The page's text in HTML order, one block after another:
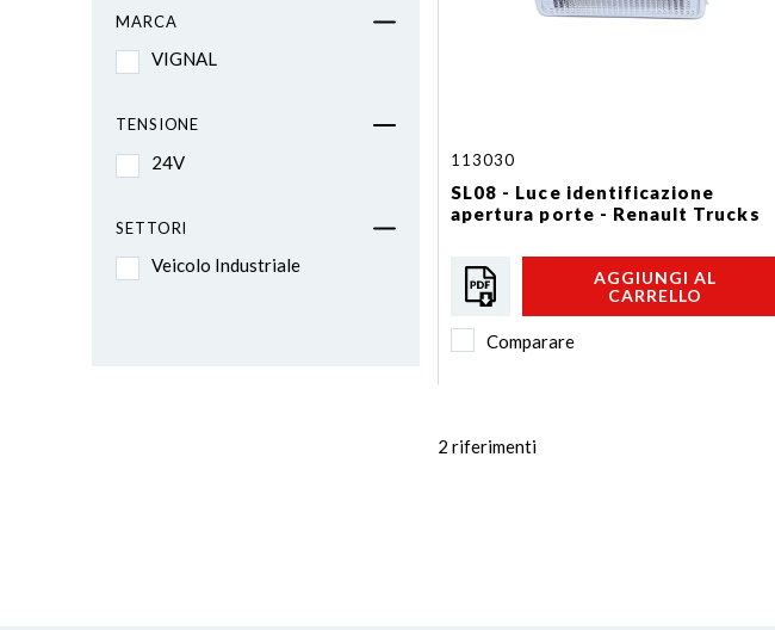
MARCA
VIGNAL
TENSIONE
24V
SETTORI
Veicolo Industriale
113030
SL08 - Luce identificazione
apertura porte - Renault Trucks
AGGIUNGI AL
CARRELLO
Comparare
2 riferimenti